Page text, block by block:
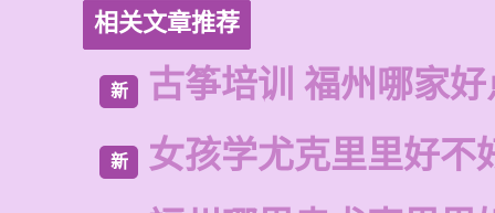
相关文章推荐
新 古筝培训 福州哪家好
新
女孩学尤克里里好不